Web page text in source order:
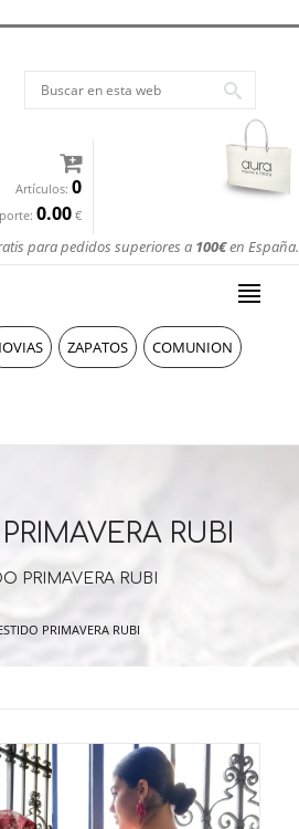
Artículos: 0
0.00 €
para pedidos superiores a 100€en España.
ZAPATOS COMUNION
RUBI
PRIMAVERA RUBI
PRIMAVERA RUBI